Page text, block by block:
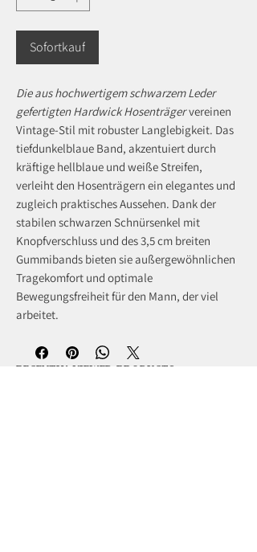
Sofortkauf
Die aus hochwertigem schwarzem Leder
gefertigten Hardwick Hosenträgervereinen
Vintage-Stil mit robuster Langlebigkeit. Das
tiefdunkelblaue Band, akzentuiert durch
kräftige hellblaue und weiße Streifen,
verleiht den Hosenträgern ein elegantes und
zugleich praktisches Aussehen. Dank der
stabilen schwarzen Schnürsenkel mit
Knopfverschluss und des 3,5 cm breiten
Gummibands bieten sie außergewöhnlichen
Tragekomfort und optimale
Bewegungsfreiheit für den Mann, der viel
arbeitet.
recently viewed products